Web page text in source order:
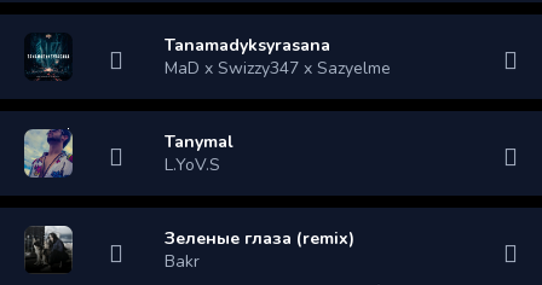
Tanamadyksyrasana
MaD x Swizzy347 x Sazyelme
Tanymal
L.YoV.S
Зеленые глаза (remix)
Bakr